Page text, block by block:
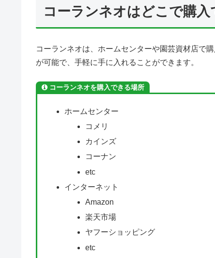
コーランネオはどこで購入
コーランネオは、ホームセンターや園芸資材店で
が可能で、手軽に手に入れることができます。
コーランネオを購入できる場所
ホームセンター
コメリ
カインズ
コーナン
etc
インターネット
Amazon
楽天市場
ヤフーショッピング
etc